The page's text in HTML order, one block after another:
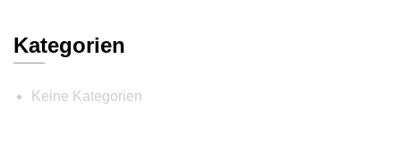
Kategorien
Keine Kategorien